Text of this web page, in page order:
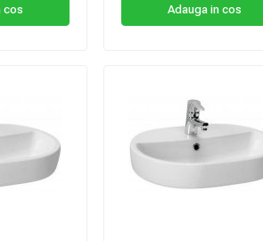
cos Adauga in cos